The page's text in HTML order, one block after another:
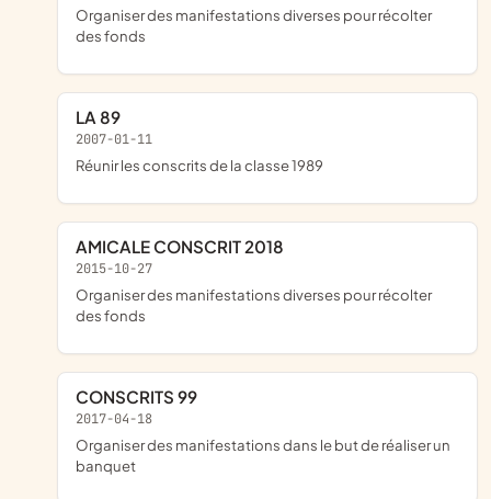
organiser des manifestations diverses pour récolter
des fonds
LA 89
2007-01-11
réunir les conscrits de la classe 1989
AMICALE CONSCRIT 2018
2015-10-27
organiser des manifestations diverses pour récolter
des fonds
CONSCRITS 99
2017-04-18
organiser des manifestations dans le but de réaliser un
banquet